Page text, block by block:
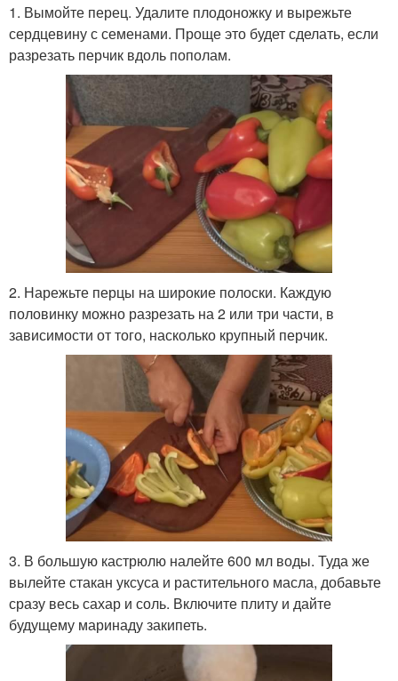
1. Вымойте перец. Удалите плодоножку и вырежьте
сердцевину с семенами. Проще это будет сделать, если
разрезать перчик вдоль пополам.
2. Нарежьте перцы на широкие полоски. Каждую
половинку можно разрезать на 2 или три части, в
зависимости от того, насколько крупный перчик.
3. В большую кастрюлю налейте 600 мл воды. Туда же
вылейте стакан уксуса и растительного масла, добавьте
сразу весь сахар и соль. Включите плиту и дайте
будущему маринаду закипеть.